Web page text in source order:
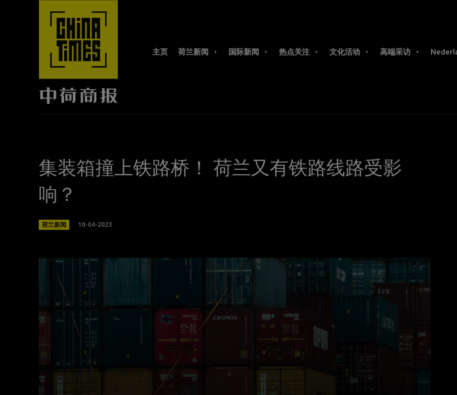
主页 荷兰新闻 国际新闻 热点关注 文化活动 高端采访
集装箱撞上铁路桥！ 荷兰又有铁路线路受影
响？
荷兰新闻 10-04-2023